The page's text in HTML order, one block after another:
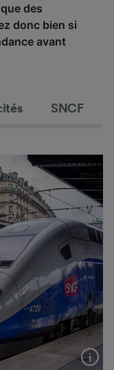
des
donc bien si
avant
SNCF